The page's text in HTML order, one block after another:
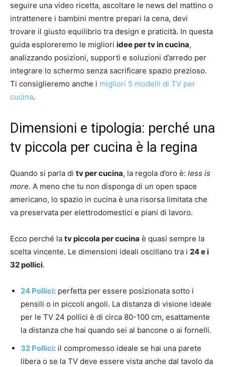
seguire una video ricetta, ascoltare le news del mattino o
intrattenere i bambini mentre prepari la cena, devi
trovare il giusto equilibrio tra design e praticità. In questa
guida esploreremo le migliori idee per tv in cucina,
analizzando posizioni, supporti e soluzioni d’arredo per
integrare lo schermo senza sacrificare spazio prezioso.
Ti consiglieremo anche i migliori 5 modelli di TV per
cucina.
Dimensioni e tipologia: perché una
tv piccola per cucina è la regina
Quando si parla di tv per cucina, la regola d’oro è: less is
more. A meno che tu non disponga di un open space
americano, lo spazio in cucina è una risorsa limitata che
va preservata per elettrodomestici e piani di lavoro.
Ecco perché la tv piccola per cucina è quasi sempre la
scelta vincente. Le dimensioni ideali oscillano tra i 24 e i
32 pollici.
24 Pollici: perfetta per essere posizionata sotto i
pensili o in piccoli angoli. La distanza di visione ideale
per le TV 24 pollici è di circa 80-100 cm, esattamente
la distanza che hai quando sei al bancone o ai fornelli.
32 Pollici: il compromesso ideale se hai una parete
libera o se la TV deve essere vista anche dal tavolo da